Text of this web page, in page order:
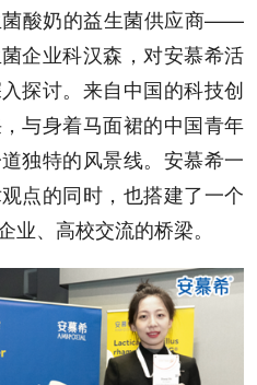
菌酸奶的益生菌供应商——
企业科汉森，对安慕希活
探讨。来自中国的科技创
与身着马面裙的中国青年
独特的风景线。安慕希一
点的同时，也搭建了一个
业、高校交流的桥梁。